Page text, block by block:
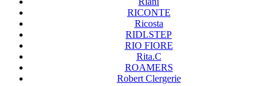
RICONTE
Ricosta
RIDLSTEP
RIO FIORE
Rita.C
ROAMERS
Robert Clergerie